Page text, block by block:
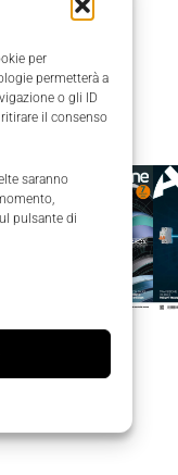
per
permetterà a
o gli ID
il consenso
saranno
pulsante di
Edicola